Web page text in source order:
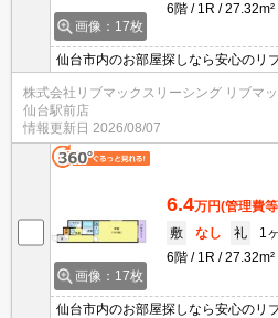
画像：17枚
6階
1R 27.32m²
仙台市内のお部屋探しなら安心のリ
株式会社リブマックスリーシング リブマ
仙台駅前店
情報更新日 2026/08/07
画像：17枚
6.4万円(管理費
敷
なし 礼
1
6階
1R 27.32m²
仙台市内のお部屋探しなら安心のリ